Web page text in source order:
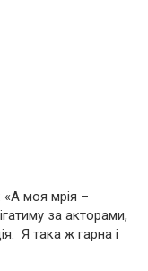
моя мрія –
за акторами,
Я така ж гарна і